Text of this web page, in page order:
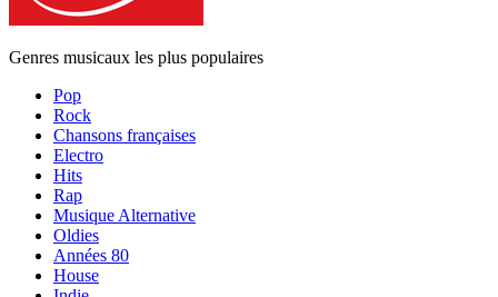
Genres musicaux les plus populaires
Pop
Rock
Chansons françaises
Electro
Hits
Rap
Musique Alternative
Oldies
Années 80
House